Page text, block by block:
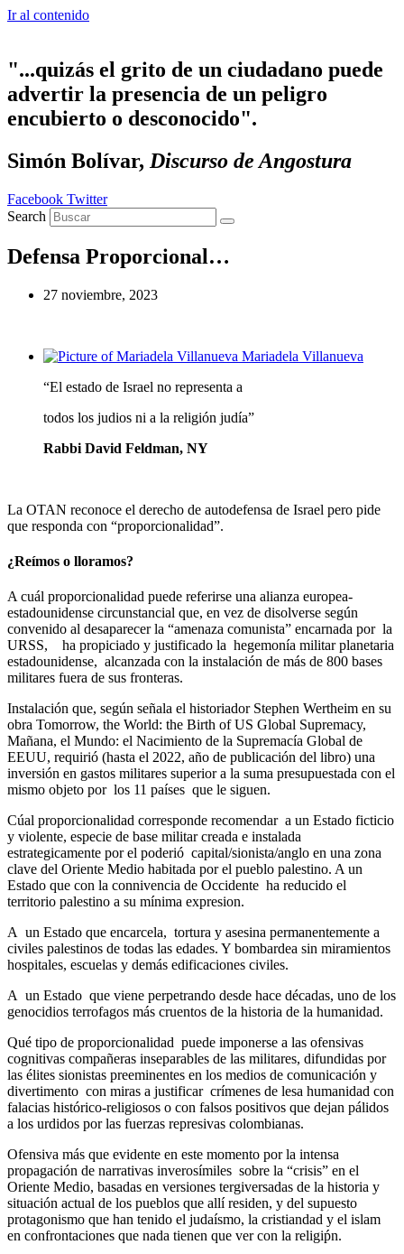
Ir al contenido
"...quizás el grito de un ciudadano puede
advertir la presencia de un peligro
encubierto o desconocido".
Simón Bolívar, Discurso de Angostura
Facebook Twitter
Search
Defensa Proporcional…
27 noviembre, 2023
Mariadela Villanueva
“El estado de Israel no representa a
todos los judios ni a la religión judía”
Rabbi David Feldman, NY
La OTAN reconoce el derecho de autodefensa de Israel pero pide
que responda con “proporcionalidad”.
¿Reímos o lloramos?
A cuál proporcionalidad puede referirse una alianza europea-
estadounidense circunstancial que, en vez de disolverse según
convenido al desaparecer la “amenaza comunista” encarnada por la
URSS, ha propiciado y justificado la hegemonía militar planetaria
estadounidense, alcanzada con la instalación de más de 800 bases
militares fuera de sus fronteras.
Instalación que, según señala el historiador Stephen Wertheim en su
obra Tomorrow, the World: the Birth of US Global Supremacy,
Mañana, el Mundo: el Nacimiento de la Supremacía Global de
EEUU, requirió (hasta el 2022, año de publicación del libro) una
inversión en gastos militares superior a la suma presupuestada con el
mismo objeto por los 11 países que le siguen.
Cúal proporcionalidad corresponde recomendar a un Estado ficticio
y violente, especie de base militar creada e instalada
estrategicamente por el poderió capital/sionista/anglo en una zona
clave del Oriente Medio habitada por el pueblo palestino. A un
Estado que con la connivencia de Occidente ha reducido el
territorio palestino a su mínima expresion.
A un Estado que encarcela, tortura y asesina permanentemente a
civiles palestinos de todas las edades. Y bombardea sin miramientos
hospitales, escuelas y demás edificaciones civiles.
A un Estado que viene perpetrando desde hace décadas, uno de los
genocidios terrofagos más cruentos de la historia de la humanidad.
Qué tipo de proporcionalidad puede imponerse a las ofensivas
cognitivas compañeras inseparables de las militares, difundidas por
las élites sionistas preeminentes en los medios de comunicación y
divertimento con miras a justificar crímenes de lesa humanidad con
falacias histórico-religiosos o con falsos positivos que dejan pálidos
a los urdidos por las fuerzas represivas colombianas.
Ofensiva más que evidente en este momento por la intensa
propagación de narrativas inverosímiles sobre la “crisis” en el
Oriente Medio, basadas en versiones tergiversadas de la historia y
situación actual de los pueblos que allí residen, y del supuesto
protagonismo que han tenido el judaísmo, la cristiandad y el islam
en confrontaciones que nada tienen que ver con la religiṕn.